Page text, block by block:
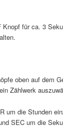
Knopf für ca. 3
oben auf dem
Zählwerk
um die Stunden
SEC um die